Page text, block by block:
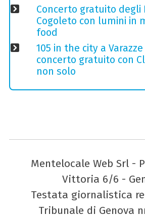
Concerto gratuito degli
Cogoleto con lumini in
food
105 in the city a Varazze
concerto gratuito con
non solo
Mentelocale Web Srl -
Vittoria 6/6 -
Testata giornalistica
Tribunale di Genova